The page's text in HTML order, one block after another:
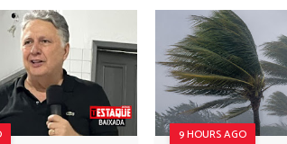
9 HOURS AGO